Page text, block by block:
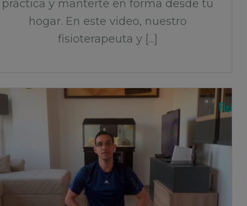
práctica y manterte en forma desde tu
hogar. En este video, nuestro
fisioterapeuta y [...]